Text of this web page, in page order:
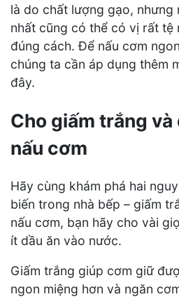
là do chất lượng gạo, nhưng
nhất cũng có thể có vị rất tệ
đúng cách. Để nấu cơm
chúng ta cần áp dụng thêm
đây.
Cho giấm trắng và
nấu cơm
Hãy cùng khám phá hai
biến trong nhà bếp – giấm
nấu cơm, bạn hãy cho vài
ít dầu ăn vào nước.
Giấm trắng giúp cơm giữ
ngon miệng hơn và ngăn